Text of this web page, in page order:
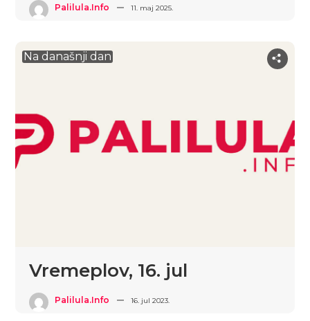
Palilula.info 11. maj 2025.
Na današnji dan
Vremeplov, 16. jul
Palilula.info 16. jul 2023.